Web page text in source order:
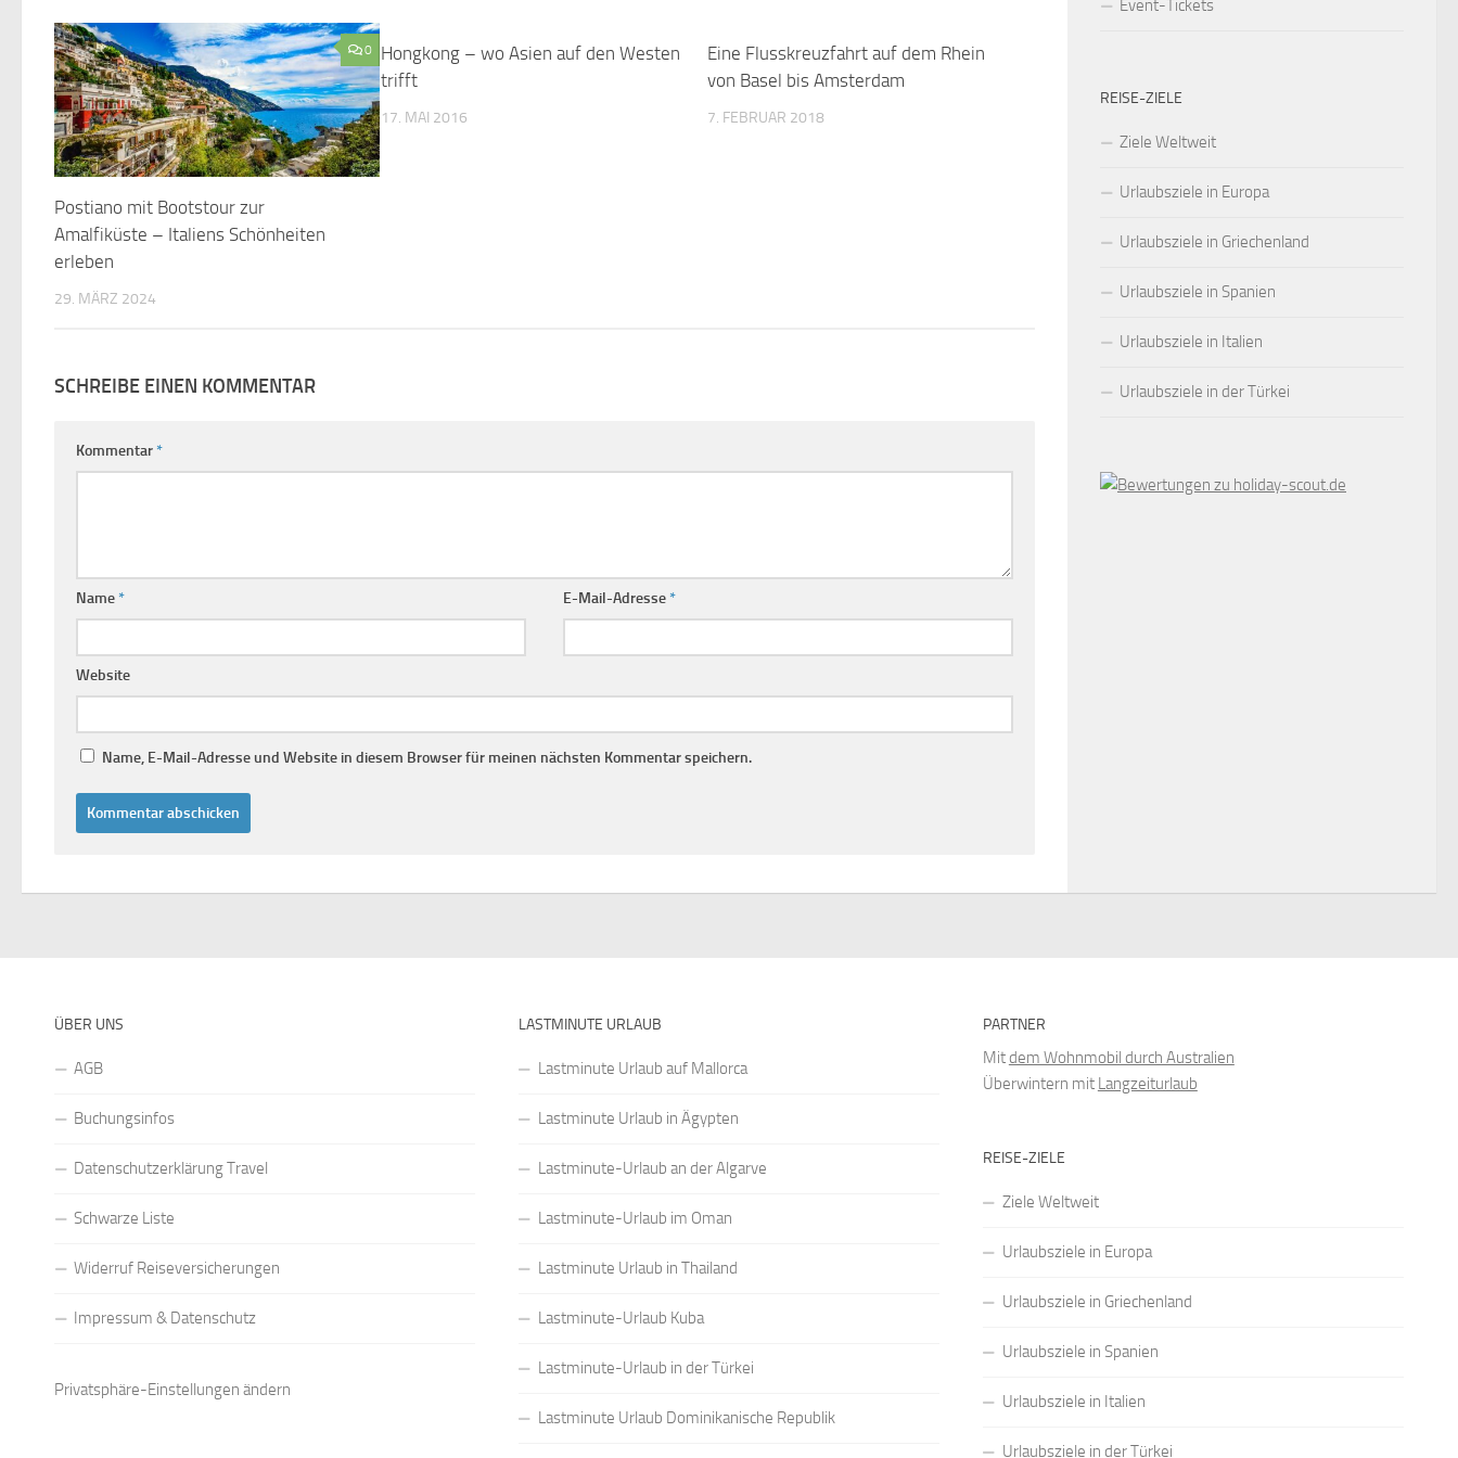
0
Postiano mit Bootstour zur
Amalfiküste – Italiens Schönheiten
erleben
29. MÄRZ 2024
Hongkong – wo Asien auf den Westen
trifft
17. MAI 2016
Eine Flusskreuzfahrt auf dem Rhein
von Basel bis Amsterdam
7. FEBRUAR 2018
SCHREIBE EINEN KOMMENTAR
Kommentar*
Name* E-Mail-Adresse*
Website
Name, E-Mail-Adresse und Website in diesem Browser für meinen nächsten Kommentar speichern.
Event-Tickets
REISE-ZIELE
Ziele Weltweit
Urlaubsziele in Europa
Urlaubsziele in Griechenland
Urlaubsziele in Spanien
Urlaubsziele in Italien
Urlaubsziele in der Türkei
ÜBER UNS
AGB
Buchungsinfos
Datenschutzerklärung Travel
Schwarze Liste
Widerruf Reiseversicherungen
Impressum & Datenschutz
Privatsphäre-Einstellungen ändern
LASTMINUTE URLAUB
Lastminute Urlaub auf Mallorca
Lastminute Urlaub in Ägypten
Lastminute-Urlaub an der Algarve
Lastminute-Urlaub im Oman
Lastminute Urlaub in Thailand
Lastminute-Urlaub Kuba
Lastminute-Urlaub in der Türkei
Lastminute Urlaub Dominikanische Republik
PARTNER
Mitdem Wohnmobil durch Australien
Überwintern mit Langzeiturlaub
REISE-ZIELE
Ziele Weltweit
Urlaubsziele in Europa
Urlaubsziele in Griechenland
Urlaubsziele in Spanien
Urlaubsziele in Italien
Urlaubsziele in der Türkei